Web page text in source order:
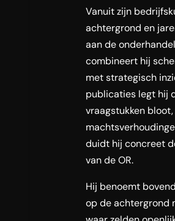
Vanuit zijn
achtergrond en
aan de
combineert hij
met strategisch
publicaties legt hij
vraagstukken
duidt hij concreet
van de OR.
Hij benoemt
op de achtergrond